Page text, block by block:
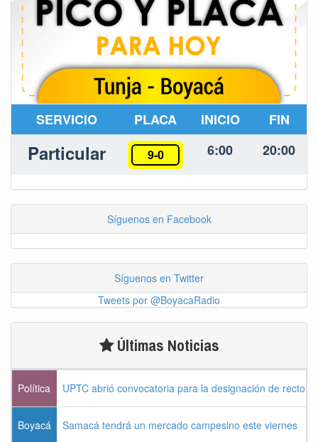
SERVICIO PLACA INICIO FIN
Particular 9-0 6:00 20:00
Síguenos en Facebook
Síguenos en Twitter
Tweets por @BoyacaRadio
Últimas Noticias
Política UPTC abrió convocatoria para la designación de rector
Boyacá Samacá tendrá un mercado campesino este viernes